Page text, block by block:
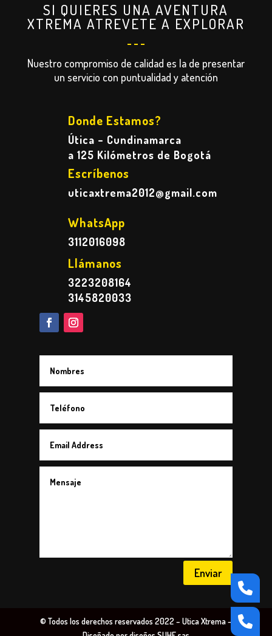
SI QUIERES UNA AVENTURA
XTREMA ATREVETE A EXPLORAR
Nuestro compromiso de calidad es la de presentar
un servicio con puntualidad y atención
Donde Estamos?
Útica – Cundinamarca
a 125 Kilómetros de Bogotá
Escríbenos
uticaxtrema2012@gmail.com
WhatsApp
3112016098
Llámanos
3223208164
3145820033
Enviar
© Todos los derechos reservados 2022 – Utica Xtrema –